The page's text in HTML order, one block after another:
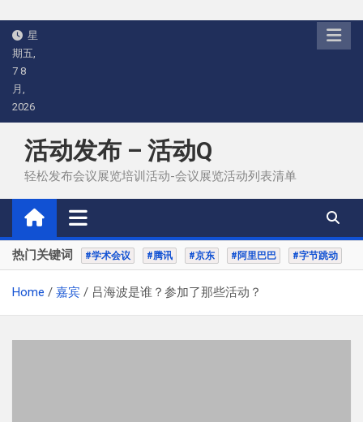
Skip
content
星
期五,
7 8
月,
2026
活动发布 – 活动Q
轻松发布会议展览培训活动-会议展览活动列表清单
热门关键词 #学术会议 #腾讯 #京东 #阿里巴巴 #字节跳动
Home 嘉宾 吕海波是谁？参加了那些活动？